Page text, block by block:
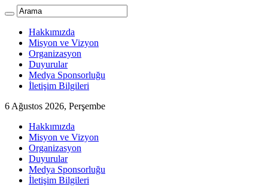
Hakkımızda
Misyon ve Vizyon
Organizasyon
Duyurular
Medya Sponsorluğu
İletişim Bilgileri
6 Ağustos 2026, Perşembe
Hakkımızda
Misyon ve Vizyon
Organizasyon
Duyurular
Medya Sponsorluğu
İletişim Bilgileri